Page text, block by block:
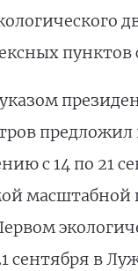
с 14 по 21
масштабной
сентября в